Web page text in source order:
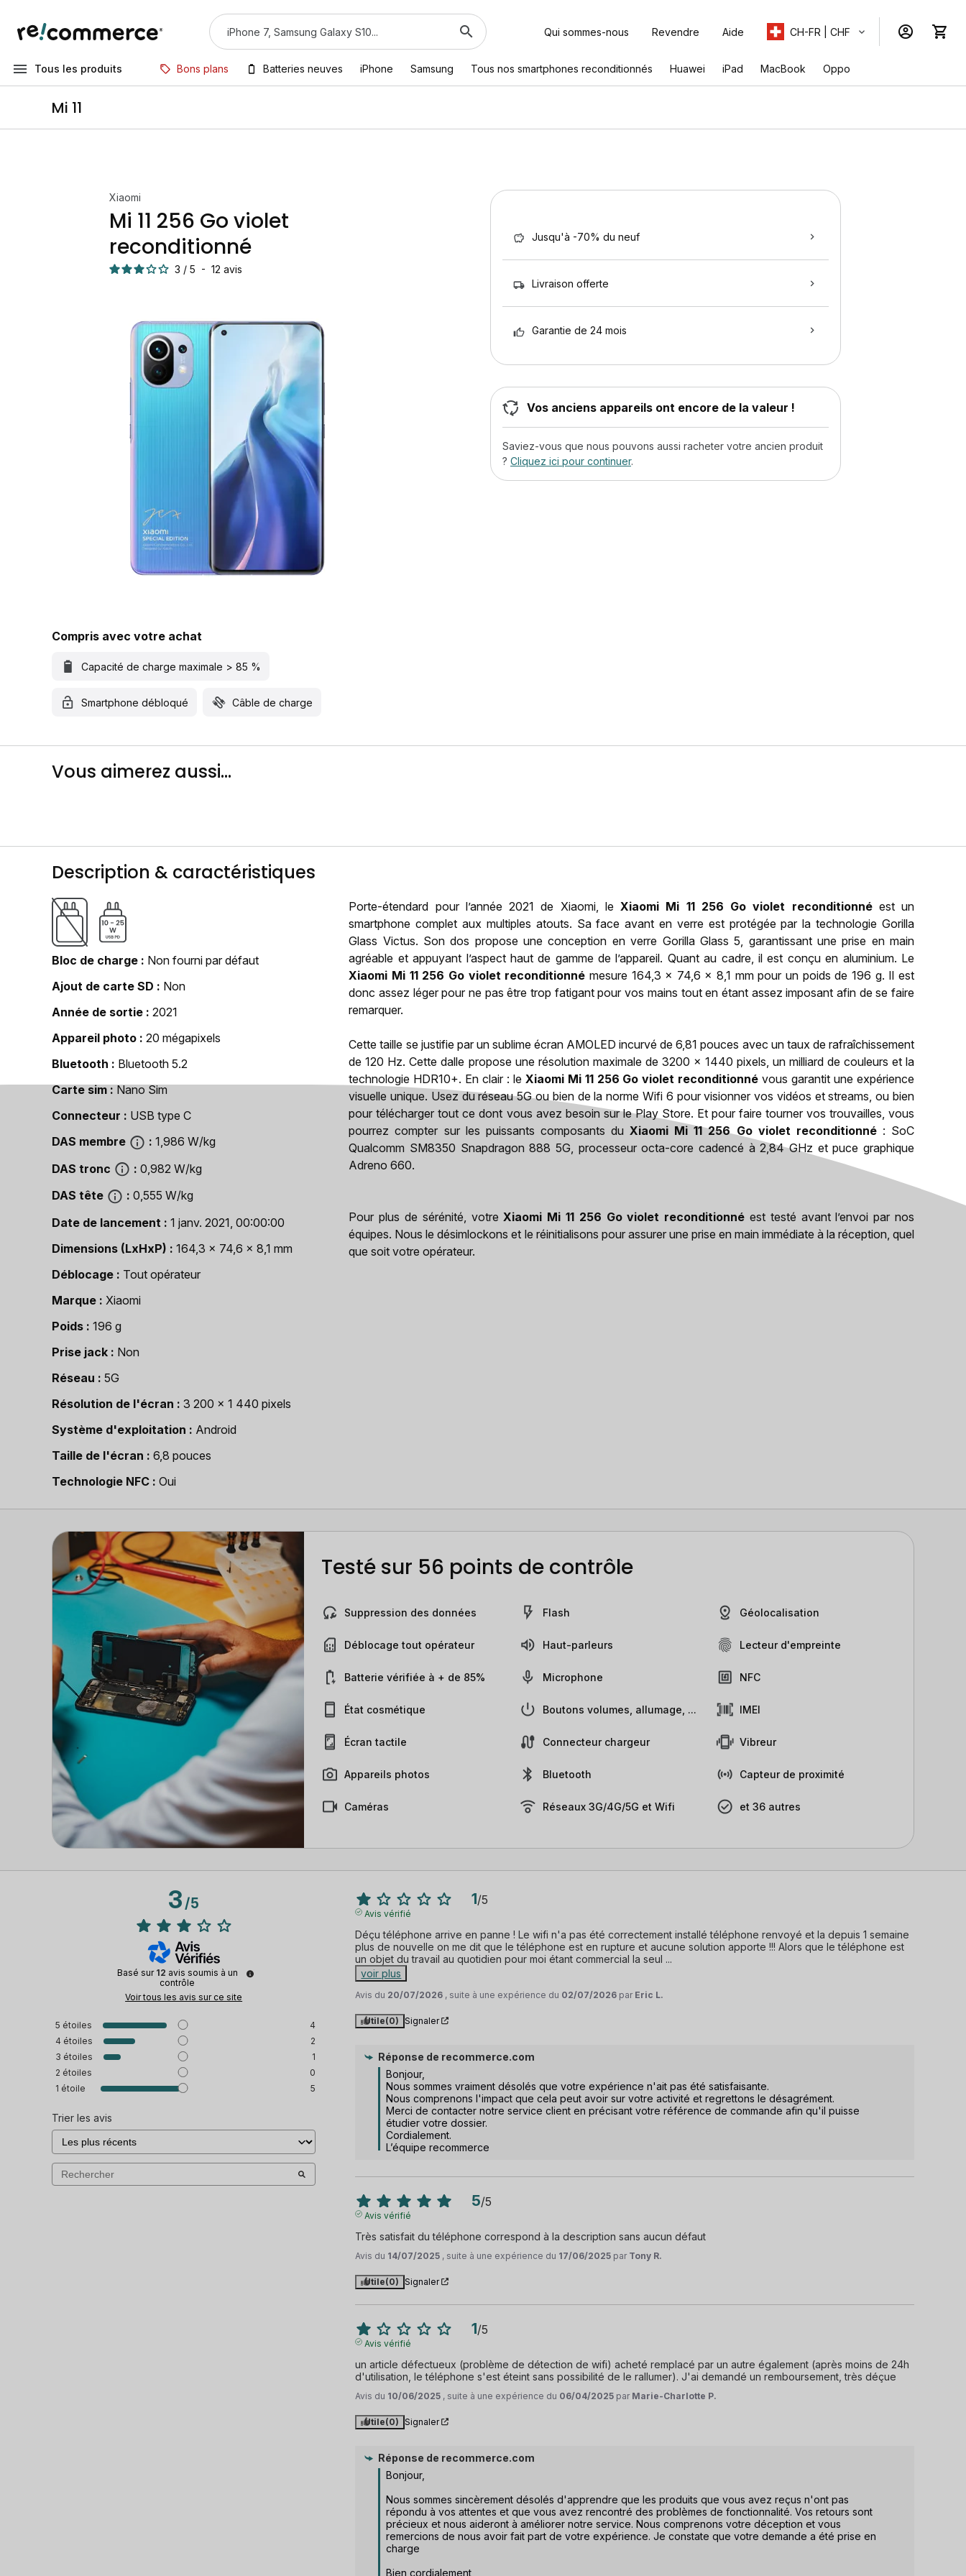
Qui sommes-nous Revendre Aide CH-FR | CHF
Tous les produits Bons plans Batteries neuves iPhone Samsung Tous nos smartphones reconditionnés Huawei iPad MacBook Oppo
Mi 11
Xiaomi
Mi 11 256 Go violet
reconditionné
3 / 5 - 12 avis
Compris avec votre achat
Capacité de charge maximale > 85 %
Smartphone débloqué Câble de charge
Jusqu'à -70% du neuf
Livraison offerte
Garantie de 24 mois
Vos anciens appareils ont encore de la valeur !
Saviez-vous que nous pouvons aussi racheter votre ancien produit
? Cliquez ici pour continuer.
Vous aimerez aussi...
Description & caractéristiques
Bloc de charge
Non fourni par défaut
Ajout de carte SD
Non
Année de sortie
2021
Appareil photo
20 mégapixels
Bluetooth
Bluetooth 5.2
Carte sim
Nano Sim
Connecteur
USB type C
DAS membre
1,986 W/kg
DAS tronc
0,982 W/kg
DAS tête
0,555 W/kg
Date de lancement
1 janv. 2021, 00:00:00
Dimensions (LxHxP)
164,3 x 74,6 x 8,1 mm
Déblocage
Tout opérateur
Marque
Xiaomi
Poids
196 g
Prise jack
Non
Réseau
5G
Résolution de l'écran
3 200 x 1 440 pixels
Système d'exploitation
Android
Taille de l'écran
6,8 pouces
Technologie NFC
Oui
Porte-étendard pour l’année 2021 de Xiaomi, leXiaomi Mi 11 256 Go violet reconditionnéest un
smartphone complet aux multiples atouts. Sa face avant en verre est protégée par la technologie Gorilla
Glass Victus. Son dos propose une conception en verre Gorilla Glass 5, garantissant une prise en main
agréable et appuyant l’aspect haut de gamme de l’appareil. Quant au cadre, il est conçu en aluminium. Le
Xiaomi Mi 11 256 Go violet reconditionné mesure 164,3 x 74,6 x 8,1 mm pour un poids de 196 g. Il est
donc assez léger pour ne pas être trop fatigant pour vos mains tout en étant assez imposant afin de se faire
remarquer.
Cette taille se justifie par un sublime écran AMOLED incurvé de 6,81 pouces avec un taux de rafraîchissement
de 120 Hz. Cette dalle propose une résolution maximale de 3200 x 1440 pixels, un milliard de couleurs et la
technologie HDR10+. En clair : le Xiaomi Mi 11 256 Go violet reconditionné vous garantit une expérience
visuelle unique. Usez du réseau 5G ou bien de la norme Wifi 6 pour visionner vos vidéos et streams, ou bien
pour télécharger tout ce dont vous avez besoin sur le Play Store. Et pour faire tourner vos trouvailles, vous
pourrez compter sur les puissants composants duXiaomi Mi 11 256 Go violet reconditionné: SoC
Qualcomm SM8350 Snapdragon 888 5G, processeur octa-core cadencé à 2,84 GHz et puce graphique
Adreno 660.
Pour plus de sérénité, votreXiaomi Mi 11 256 Go violet reconditionné est testé avant l’envoi par nos
équipes. Nous le désimlockons et le réinitialisons pour assurer une prise en main immédiate à la réception, quel
que soit votre opérateur.
Testé sur 56 points de contrôle
Suppression des données
Déblocage tout opérateur
Batterie vérifiée à + de 85%
État cosmétique
Écran tactile
Appareils photos
Caméras
Flash
Haut-parleurs
Microphone
Boutons volumes, allumage, ...
Connecteur chargeur
Bluetooth
Réseaux 3G/4G/5G et Wifi
Géolocalisation
Lecteur d'empreinte
NFC
IMEI
Vibreur
Capteur de proximité
et 36 autres
3/5
Basé sur 12 avis soumis à un
contrôle
Voir tous les avis sur ce site
5 étoiles
4
4 étoiles
2
3 étoiles
1
2 étoiles
0
1 étoile 5
Trier les avis
1/5
Avis vérifié
Déçu téléphone arrive en panne ! Le wifi n'a pas été correctement installé téléphone renvoyé et la depuis 1 semaine
plus de nouvelle on me dit que le téléphone est en rupture et aucune solution apporte !!! Alors que le téléphone est
un objet du travail au quotidien pour moi étant commercial la seul ...
voir plus
Avis du 20/07/2026 , suite à une expérience du 02/07/2026 par Eric L.
Utile(0) Signaler
Réponse de recommerce.com
Bonjour,
Nous sommes vraiment désolés que votre expérience n'ait pas été satisfaisante.
Nous comprenons l'impact que cela peut avoir sur votre activité et regrettons le désagrément.
Merci de contacter notre service client en précisant votre référence de commande afin qu'il puisse
étudier votre dossier.
Cordialement.
L’équipe recommerce
5/5
Avis vérifié
Très satisfait du téléphone correspond à la description sans aucun défaut
Avis du 14/07/2025 , suite à une expérience du 17/06/2025 par Tony R.
Utile(0) Signaler
1/5
Avis vérifié
un article défectueux (problème de détection de wifi) acheté remplacé par un autre également (après moins de 24h
d'utilisation, le téléphone s'est éteint sans possibilité de le rallumer). J'ai demandé un remboursement, très déçue
Avis du 10/06/2025 , suite à une expérience du 06/04/2025 par Marie-Charlotte P.
Utile(0) Signaler
Réponse de recommerce.com
Bonjour,
Nous sommes sincèrement désolés d'apprendre que les produits que vous avez reçus n'ont pas
répondu à vos attentes et que vous avez rencontré des problèmes de fonctionnalité. Vos retours sont
précieux et nous aideront à améliorer notre service. Nous comprenons votre déception et vous
remercions de nous avoir fait part de votre expérience. Je constate que votre demande a été prise en
charge
Bien cordialement,